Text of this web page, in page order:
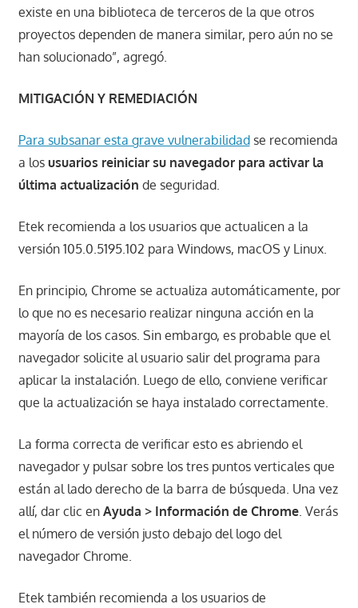
existe en una biblioteca de terceros de la que otros
proyectos dependen de manera similar, pero aún no se
han solucionado”, agregó.
MITIGACIÓN Y REMEDIACIÓN
Para subsanar esta grave vulnerabilidadse recomienda
a los usuarios reiniciar su navegador para activar la
última actualización de seguridad.
Etek recomienda a los usuarios que actualicen a la
versión 105.0.5195.102 para Windows, macOS y Linux.
En principio, Chrome se actualiza automáticamente, por
lo que no es necesario realizar ninguna acción en la
mayoría de los casos. Sin embargo, es probable que el
navegador solicite al usuario salir del programa para
aplicar la instalación. Luego de ello, conviene verificar
que la actualización se haya instalado correctamente.
La forma correcta de verificar esto es abriendo el
navegador y pulsar sobre los tres puntos verticales que
están al lado derecho de la barra de búsqueda. Una vez
allí, dar clic en Ayuda > Información de Chrome. Verás
el número de versión justo debajo del logo del
navegador Chrome.
Etek también recomienda a los usuarios de